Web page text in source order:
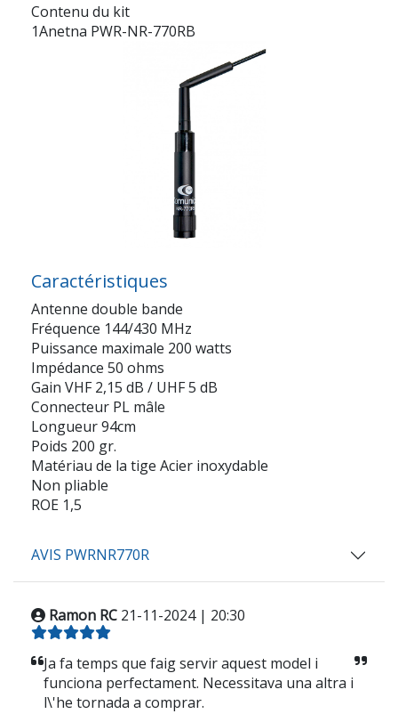
Contenu du kit
1Anetna PWR-NR-770RB
Caractéristiques
Antenne double bande
Fréquence 144/430 MHz
Puissance maximale 200 watts
Impédance 50 ohms
Gain VHF 2,15 dB / UHF 5 dB
Connecteur PL mâle
Longueur 94cm
Poids 200 gr.
Matériau de la tige Acier inoxydable
Non pliable
ROE 1,5
AVIS PWRNR770R
Ramon RC 21-11-2024 | 20:30
Ja fa temps que faig servir aquest model i
funciona perfectament. Necessitava una altra i
l\'he tornada a comprar.